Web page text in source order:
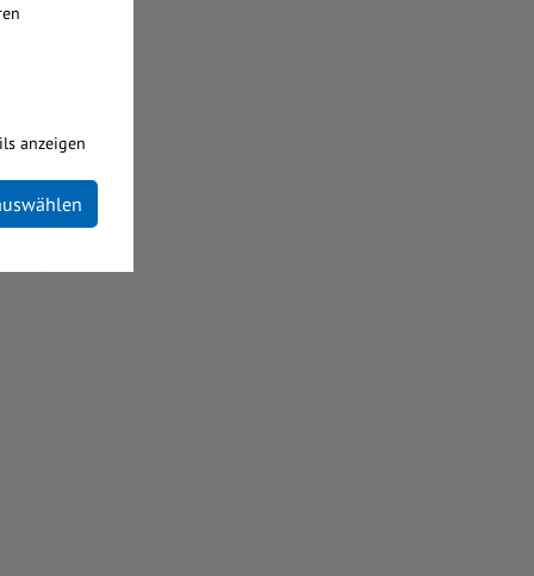
anzeigen